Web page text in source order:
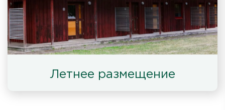
Летнее размещение